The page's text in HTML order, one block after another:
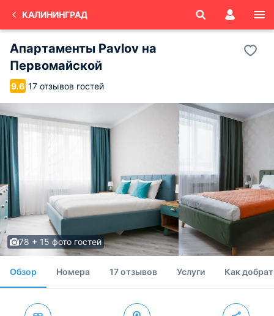
КАЛИНИНГРАД
Апартаменты Pavlov на
Первомайской
9.6 17 отзывов гостей
78 + 15 фото гостей
Обзор Номера 17 отзывов Услуги Как